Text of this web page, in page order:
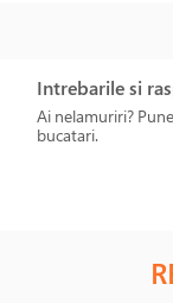
Intrebarile si
Ai nelamuriri?
bucatari.